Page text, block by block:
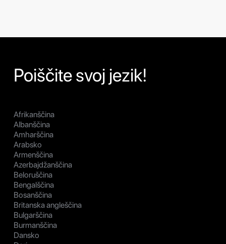
Poiščite svoj jezik!
Afrikanščina
Albanščina
Amharščina
Arabsko
Armenščina
Azerbajdžanščina
Beloruščina
Bengalščina
Bosanščina
Britanska angleščina
Bulgarščina
Burmanščina
Dansko